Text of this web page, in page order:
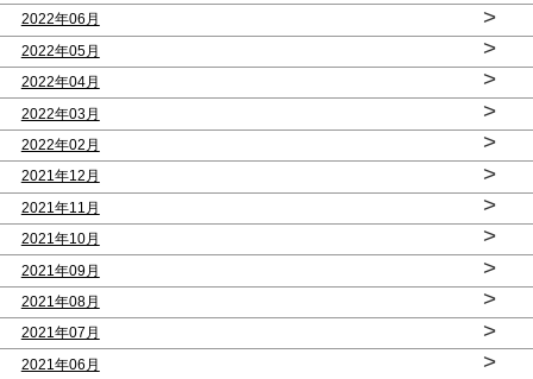
2022年06月 >
2022年05月 >
2022年04月 >
2022年03月 >
2022年02月 >
2021年12月 >
2021年11月 >
2021年10月 >
2021年09月 >
2021年08月 >
2021年07月 >
2021年06月 >